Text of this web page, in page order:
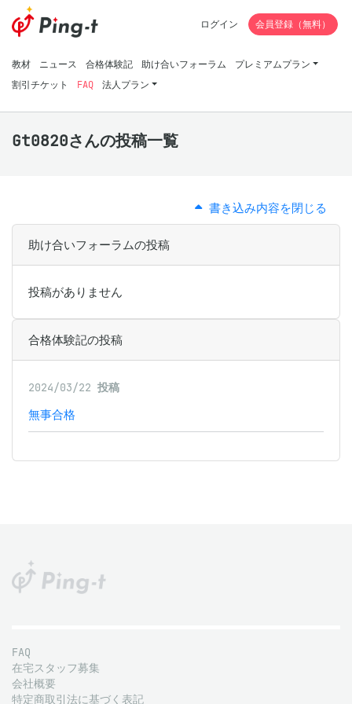
教材 ニュース 合格体験記 助け合いフォーラム
プレミアムプラン
割引チケット
FAQ 法人プラン
ログイン 会員登録（無料）
Gt0820さんの投稿一覧
書き込み内容を閉じる
助け合いフォーラムの投稿
投稿がありません
合格体験記の投稿
2024/03/22 投稿
無事合格
FAQ
在宅スタッフ募集
会社概要
特定商取引法に基づく表記